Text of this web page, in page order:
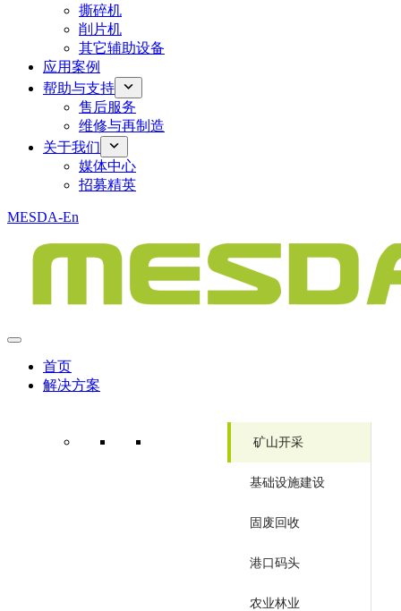
撕碎机
削片机
其它辅助设备
应用案例
帮助与支持
售后服务
维修与再制造
关于我们
媒体中心
招募精英
MESDA-En
首页
解决方案
矿山开采
基础设施建设
固废回收
港口码头
农业林业